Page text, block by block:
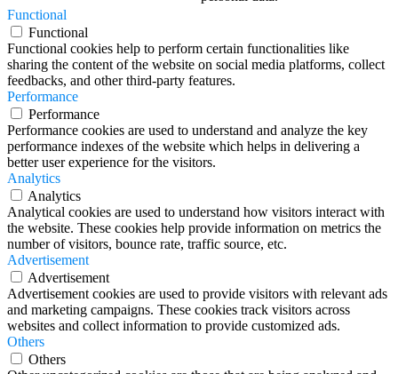
Functional
Functional
Functional cookies help to perform certain functionalities like
sharing the content of the website on social media platforms, collect
feedbacks, and other third-party features.
Performance
Performance
Performance cookies are used to understand and analyze the key
performance indexes of the website which helps in delivering a
better user experience for the visitors.
Analytics
Analytics
Analytical cookies are used to understand how visitors interact with
the website. These cookies help provide information on metrics the
number of visitors, bounce rate, traffic source, etc.
Advertisement
Advertisement
Advertisement cookies are used to provide visitors with relevant ads
and marketing campaigns. These cookies track visitors across
websites and collect information to provide customized ads.
Others
Others